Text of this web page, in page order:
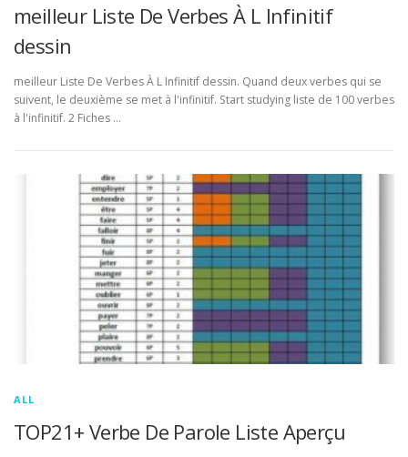
meilleur Liste De Verbes À L Infinitif
dessin
meilleur Liste De Verbes À L Infinitif dessin. Quand deux verbes qui se
suivent, le deuxième se met à l'infinitif. Start studying liste de 100 verbes
à l'infinitif. 2 Fiches …
ALL
TOP21+ Verbe De Parole Liste Aperçu